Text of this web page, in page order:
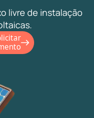
livre de instalação